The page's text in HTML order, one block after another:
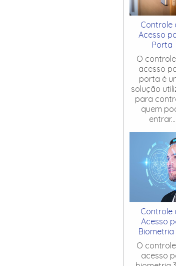
Controle
Acesso
Porta
O
acesso
porta é
solução
para
quem
entrar...
Controle
Acesso
Biometria
O
acesso